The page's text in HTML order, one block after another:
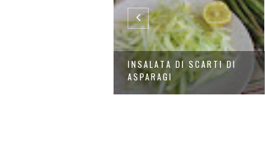
PIZZA CON I TALLI O FIORI
DI AGLION...